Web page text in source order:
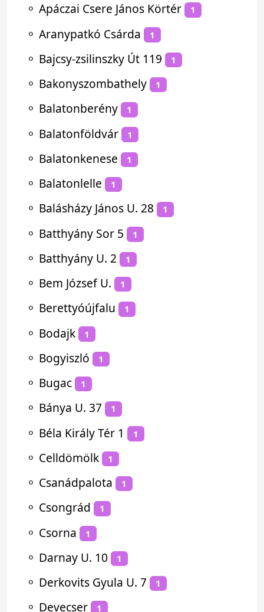
⚬ Apáczai Csere János Körtér 1
⚬ Aranypatkó Csárda 1
⚬ Bajcsy-zsilinszky Út 119 1
⚬ Bakonyszombathely 1
⚬ Balatonberény 1
⚬ Balatonföldvár 1
⚬ Balatonkenese 1
⚬ Balatonlelle 1
⚬ Balásházy János U. 28 1
⚬ Batthyány Sor 5 1
⚬ Batthyány U. 2 1
⚬ Bem József U. 1
⚬ Berettyóújfalu 1
⚬ Bodajk 1
⚬ Bogyiszló 1
⚬ Bugac 1
⚬ Bánya U. 37 1
⚬ Béla Király Tér 1 1
⚬ Celldömölk 1
⚬ Csanádpalota 1
⚬ Csongrád 1
⚬ Csorna 1
⚬ Darnay U. 10 1
⚬ Derkovits Gyula U. 7 1
⚬ Devecser 1